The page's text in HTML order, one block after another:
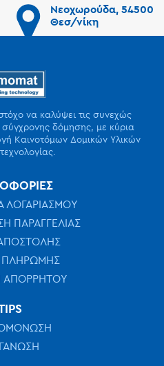
Νεοχωρούδα, 54500
Θεσ/νίκη
να καλύψει τις συνεχώς
δόμησης, με κύρια
Καινοτόμων Δομικών Υλικών
ΛΟΓΑΡΙΑΣΜΟΥ
ΠΑΡΑΓΓΕΛΙΑΣ
ΠΛΗΡΩΜΗΣ
ΑΠΟΡΡΗΤΟΥ